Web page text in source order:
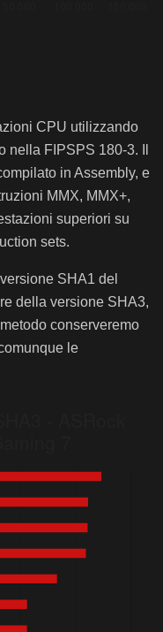
6 (2950X)
7 (1950X)
(1950X)
(1950X)
Gaming (1920X)
Gaming (1800X)
K4 (1800X)
(1800X)
K7 (1800X)
Gaming (2700)
SLI (2700)
K4 (2700)
(i9 7920X)
Gaming i9 XE (i9 7920X)
(i9 7920X)
CPU utilizzando
nella FIPSPS 180-3. Il
in Assembly, e
MMX, MMX+,
superiori su
sets.
SHA1 del
della versione SHA3,
conserveremo
le